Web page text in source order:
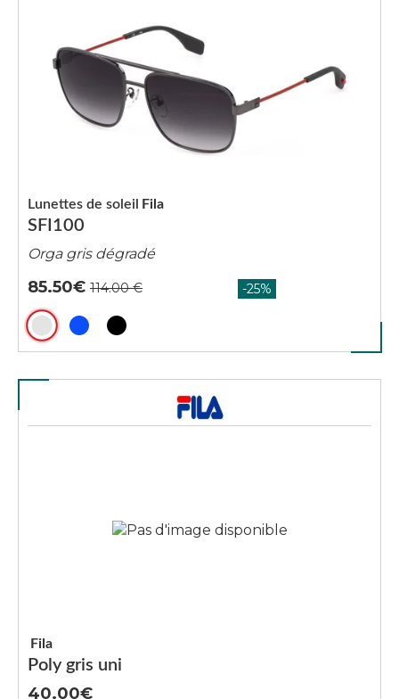
SFI100
Lunettes de soleil Fila
Orga gris dégradé
85.50
Poly gris uni
Fila
40.00